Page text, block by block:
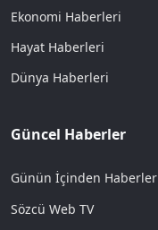
Ekonomi Haberleri
Hayat Haberleri
Dünya Haberleri
Güncel Haberler
Günün İçinden Haberler
Sözcü Web TV